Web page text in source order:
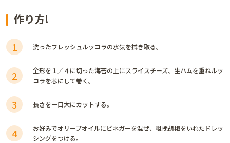
作り方!
1 洗ったフレッシュルッコラの水気を拭き取る｡
2
全形を１／４に切った海苔の上にスライスチーズ、生ハムを重ねルッ
コラを芯にして巻く｡
3 長さを一口大にカットする｡
4
お好みでオリーブオイルにビネガーを混ぜ、粗挽胡椒をいれたドレッ
シングをつける。